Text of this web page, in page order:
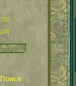
[11]
[24]
Поиск